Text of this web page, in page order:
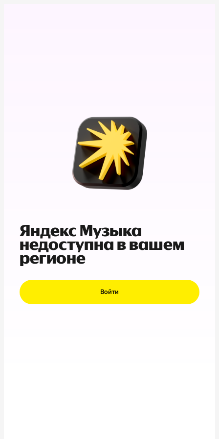
Яндекс Музыка
недоступна в вашем
регионе
Войти